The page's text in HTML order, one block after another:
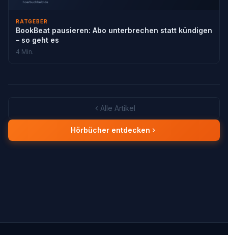
RATGEBER
BookBeat pausieren: Abo unterbrechen statt kündigen
– so geht es
4 Min.
Alle Artikel
Hörbücher entdecken